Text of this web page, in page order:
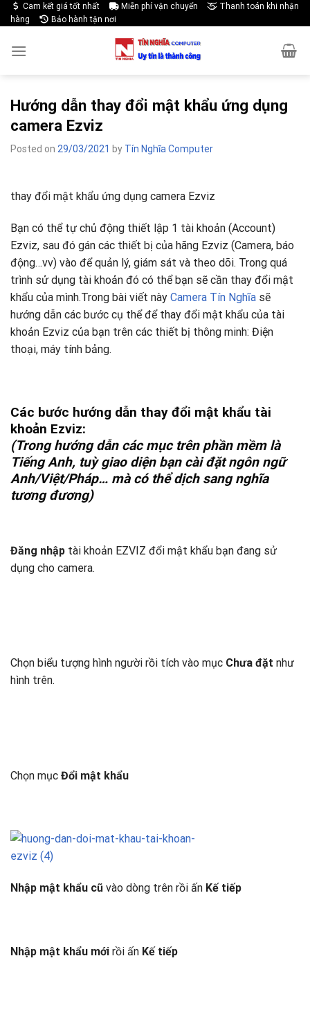
Skip
to
Cam kết giá tốt nhất Miễn phí vận chuyển
Thanh toán khi nhận
hàng
Bảo hành tận nơi
Hướng dẫn thay đổi mật khẩu ứng dụng
camera Ezviz
Posted on 29/03/2021 by Tín Nghĩa Computer
thay đổi mật khẩu ứng dụng camera Ezviz
Bạn có thể tự chủ động thiết lập 1 tài khoản (Account)
Ezviz, sau đó gán các thiết bị của hãng Ezviz (Camera, báo
động…vv) vào để quản lý, giám sát và theo dõi. Trong quá
trình sử dụng tài khoản đó có thể bạn sẽ cần thay đổi mật
khẩu của mình.Trong bài viết này Camera Tín Nghĩa sẽ
hướng dẫn các bước cụ thể để thay đổi mật khẩu của tài
khoản Ezviz của bạn trên các thiết bị thông minh: Điện
thoại, máy tính bảng.
Các bước hướng dẫn thay đổi mật khẩu tài
khoản Ezviz:
(Trong hướng dẫn các mục trên phần mềm là
Tiếng Anh, tuỳ giao diện bạn cài đặt ngôn ngữ
Anh/Việt/Pháp… mà có thể dịch sang nghĩa
tương đương)
Đăng nhập tài khoản EZVIZ đổi mật khẩu bạn đang sử
dụng cho camera.
Chọn biểu tượng hình người rồi tích vào mục Chưa đặt như
hình trên.
Chọn mục Đổi mật khẩu
Nhập mật khẩu cũ vào dòng trên rồi ấn Kế tiếp
Nhập mật khẩu mới rồi ấn Kế tiếp